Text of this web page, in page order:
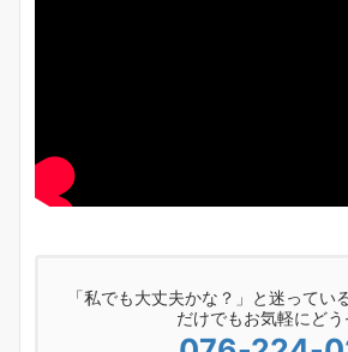
「私でも大丈夫かな？」と迷って
だけでもお気軽にどう